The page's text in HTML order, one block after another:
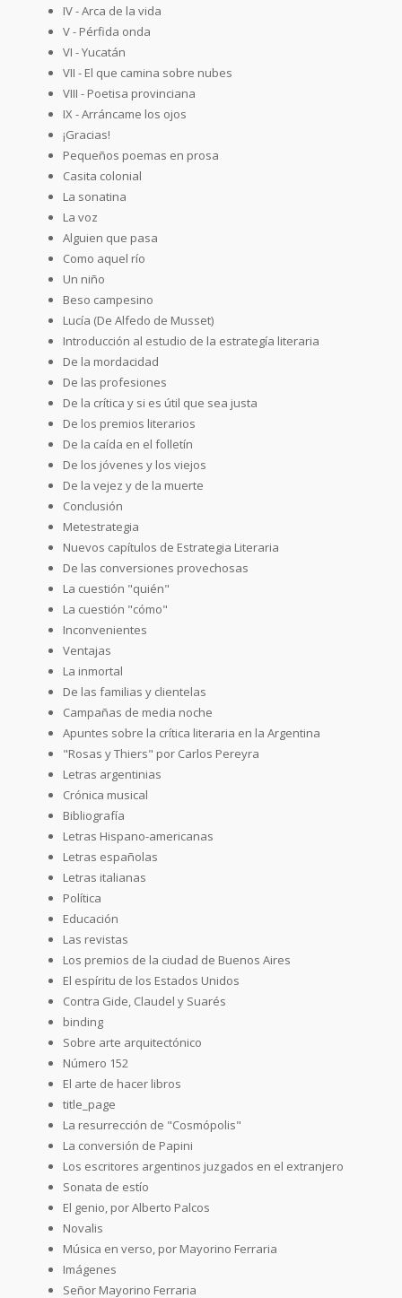
IV - Arca de la vida
V - Pérfida onda
VI - Yucatán
VII - El que camina sobre nubes
VIII - Poetisa provinciana
IX - Arráncame los ojos
¡Gracias!
Pequeños poemas en prosa
Casita colonial
La sonatina
La voz
Alguien que pasa
Como aquel río
Un niño
Beso campesino
Lucía (De Alfedo de Musset)
Introducción al estudio de la estrategía literaria
De la mordacidad
De las profesiones
De la crítica y si es útil que sea justa
De los premios literarios
De la caída en el folletín
De los jóvenes y los viejos
De la vejez y de la muerte
Conclusión
Metestrategia
Nuevos capítulos de Estrategia Literaria
De las conversiones provechosas
La cuestión "quién"
La cuestión "cómo"
Inconvenientes
Ventajas
La inmortal
De las familias y clientelas
Campañas de media noche
Apuntes sobre la crítica literaria en la Argentina
"Rosas y Thiers" por Carlos Pereyra
Letras argentinias
Crónica musical
Bibliografía
Letras Hispano-americanas
Letras españolas
Letras italianas
Política
Educación
Las revistas
Los premios de la ciudad de Buenos Aires
El espíritu de los Estados Unidos
Contra Gide, Claudel y Suarés
binding
Sobre arte arquitectónico
Número 152
El arte de hacer libros
title_page
La resurrección de "Cosmópolis"
La conversión de Papini
Los escritores argentinos juzgados en el extranjero
Sonata de estío
El genio, por Alberto Palcos
Novalis
Música en verso, por Mayorino Ferraria
Imágenes
Señor Mayorino Ferraria